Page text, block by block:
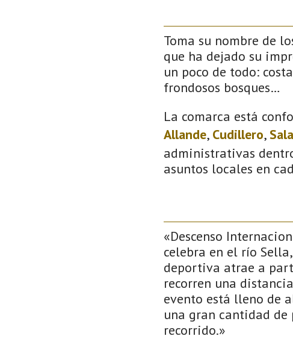
Toma su nombre de
que ha dejado su
un poco de todo:
frondosos bosques…
La comarca está
Allande, Cudillero,
administrativas
asuntos locales en
«Descenso
celebra en el río
deportiva atrae a
recorren una
evento está lleno de
una gran cantidad
recorrido.»